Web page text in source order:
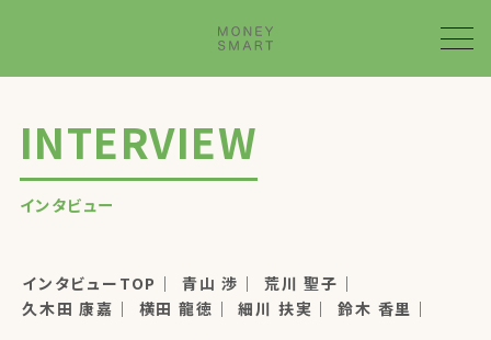
INTERVIEW
インタビュー
インタビューTOP 青山 渉
荒川 聖子
久木田 康嘉
横田 龍徳 細川 扶実 鈴木 香里